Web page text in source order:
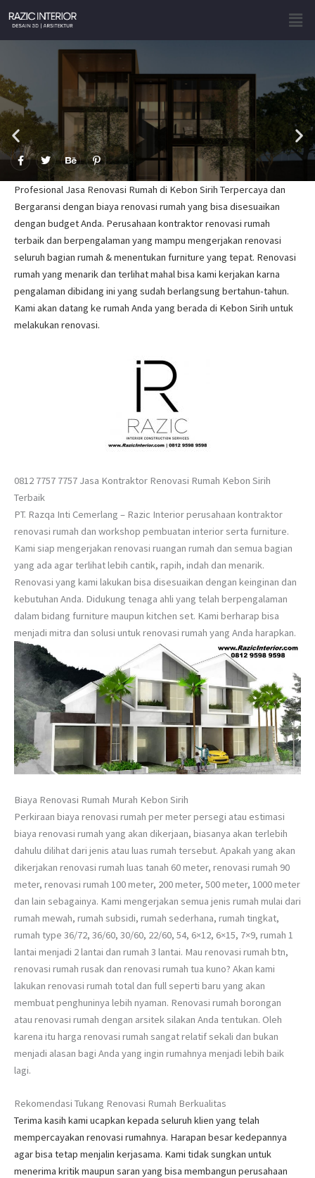
content
F
a
e
b
o
k
f
T
w
t
t
e
B
e
h
a
n
c
P
i
n
t
e
r
s
-
p
Profesional Jasa Renovasi Rumah di Kebon Sirih Terpercaya dan
Bergaransi dengan biaya renovasi rumah yang bisa disesuaikan
dengan budget Anda. Perusahaan kontraktor renovasi rumah
terbaik dan berpengalaman yang mampu mengerjakan renovasi
seluruh bagian rumah & menentukan furniture yang tepat. Renovasi
rumah yang menarik dan terlihat mahal bisa kami kerjakan karna
pengalaman dibidang ini yang sudah berlangsung bertahun-tahun.
Kami akan datang ke rumah Anda yang berada di Kebon Sirih untuk
melakukan renovasi.
0812 7757 7757 Jasa Kontraktor Renovasi Rumah Kebon Sirih
Terbaik
PT. Razqa Inti Cemerlang – Razic Interior perusahaan kontraktor
renovasi rumah dan workshop pembuatan interior serta furniture.
Kami siap mengerjakan renovasi ruangan rumah dan semua bagian
yang ada agar terlihat lebih cantik, rapih, indah dan menarik.
Renovasi yang kami lakukan bisa disesuaikan dengan keinginan dan
kebutuhan Anda. Didukung tenaga ahli yang telah berpengalaman
dalam bidang furniture maupun kitchen set. Kami berharap bisa
menjadi mitra dan solusi untuk renovasi rumah yang Anda harapkan.
Biaya Renovasi Rumah Murah Kebon Sirih
Perkiraan biaya renovasi rumah per meter persegi atau estimasi
biaya renovasi rumah yang akan dikerjaan, biasanya akan terlebih
dahulu dilihat dari jenis atau luas rumah tersebut. Apakah yang akan
dikerjakan renovasi rumah luas tanah 60 meter, renovasi rumah 90
meter, renovasi rumah 100 meter, 200 meter, 500 meter, 1000 meter
dan lain sebagainya. Kami mengerjakan semua jenis rumah mulai dari
rumah mewah, rumah subsidi, rumah sederhana, rumah tingkat,
rumah type 36/72, 36/60, 30/60, 22/60, 54, 6×12, 6×15, 7×9, rumah 1
lantai menjadi 2 lantai dan rumah 3 lantai. Mau renovasi rumah btn,
renovasi rumah rusak dan renovasi rumah tua kuno? Akan kami
lakukan renovasi rumah total dan full seperti baru yang akan
membuat penghuninya lebih nyaman. Renovasi rumah borongan
atau renovasi rumah dengan arsitek silakan Anda tentukan. Oleh
karena itu harga renovasi rumah sangat relatif sekali dan bukan
menjadi alasan bagi Anda yang ingin rumahnya menjadi lebih baik
lagi.
Rekomendasi Tukang Renovasi Rumah Berkualitas
Terima kasih kami ucapkan kepada seluruh klien yang telah
mempercayakan renovasi rumahnya. Harapan besar kedepannya
agar bisa tetap menjalin kerjasama. Kami tidak sungkan untuk
menerima kritik maupun saran yang bisa membangun perusahaan